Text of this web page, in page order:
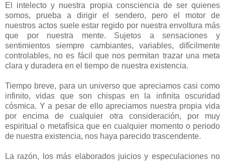
El intelecto y nuestra propia consciencia de ser quienes
somos, prueba a dirigir el sendero, pero el motor de
nuestros actos suele estar regido por nuestra envoltura más
que por nuestra mente. Sujetos a sensaciones y
sentimientos siempre cambiantes, variables, difícilmente
controlables, no es fácil que nos permitan trazar una meta
clara y duradera en el tiempo de nuestra existencia.
Tiempo breve, para un universo que apreciamos casi como
infinito, vidas que son chispas en la infinita oscuridad
cósmica. Y a pesar de ello apreciamos nuestra propia vida
por encima de cualquier otra consideración, por muy
espiritual o metafísica que en cualquier momento o periodo
de nuestra existencia, nos haya parecido trascendente.
La razón, los más elaborados juicios y especulaciones no